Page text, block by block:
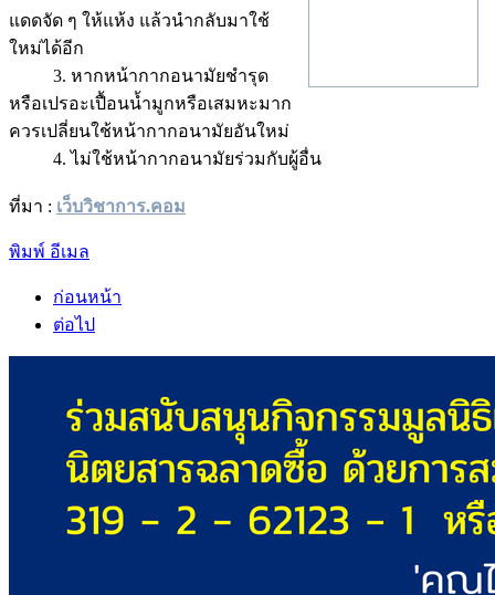
แดดจัด ๆ ให้แห้ง แล้วนำกลับมาใช้
ใหม่ได้อีก
3. หากหน้ากากอนามัยชำรุด
หรือเปรอะเปื้อนน้ำมูกหรือเสมหะมาก
ควรเปลี่ยนใช้หน้ากากอนามัยอันใหม่
4. ไม่ใช้หน้ากากอนามัยร่วมกับผู้อื่น
ที่มา : เว็บวิชาการ.คอม
พิมพ์ อีเมล
ก่อนหน้า
ต่อไป